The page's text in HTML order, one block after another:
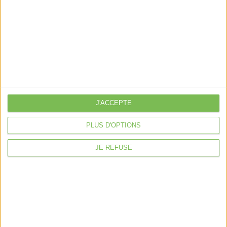
PLUS D'OPTIONS
JE REFUSE
J'ACCEPTE
Déclaration Impôt sur le Revenu
Loueur en Meublé